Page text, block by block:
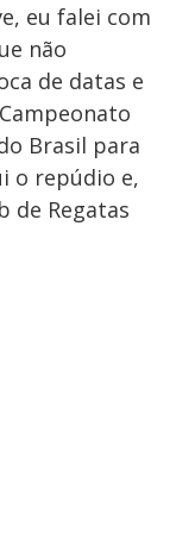
eu falei com
não
de datas e
Brasil para
o repúdio e,
de Regatas